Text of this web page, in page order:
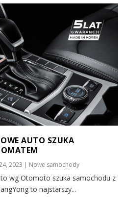
AUTO SZUKA
2023 | Nowe samochody
wg Otomoto szuka samochodu z
to najstarszy...